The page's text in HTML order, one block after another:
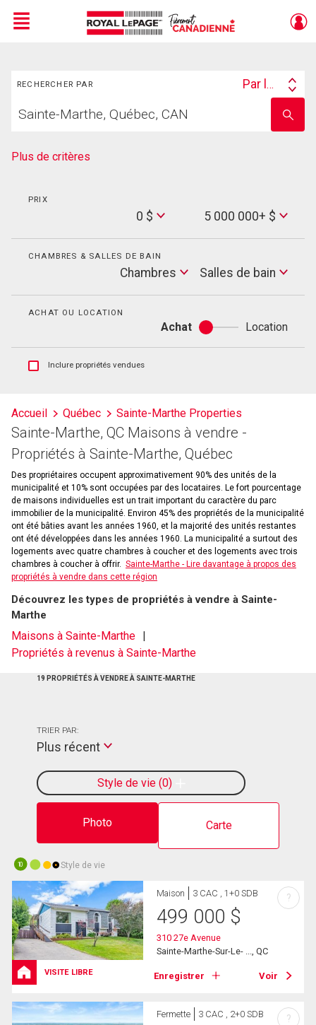
Menu
RECHERCHER PAR
Search
Par lieu
votre
nom
Plus de critères
PRIX
0 $
Max
Price
5 000 000+ $
CHAMBRES & SALLES DE BAIN
Chambres
Salles
de
Salles de bain
ACHAT OU LOCATION
Achat
Achat
ou
Location
Afficher
et
les
historiques
d'inscriptions
Inclure propriétés vendues
Accueil Québec Sainte-Marthe Properties
Sainte-Marthe, QC Maisons à vendre -
Propriétés à Sainte-Marthe, Québec
Des propriétaires occupent approximativement 90% des unités de la
municipalité et 10% sont occupées par des locataires. Le fort pourcentage
de maisons individuelles est un trait important du caractère du parc
immobilier de la municipalité. Environ 45% des propriétés de la municipalité
ont été bâties avant les années 1960, et la majorité des unités restantes
ont été développées dans les années 1960. La municipalité a surtout des
logements avec quatre chambres à coucher et des logements avec trois
chambres à coucher à offrir. Sainte-Marthe - Lire davantage à propos des
propriétés à vendre dans cette région
Découvrez les types de propriétés à vendre à Sainte-
Marthe
Maisons à Sainte-Marthe
Propriétés à revenus à Sainte-Marthe
19 PROPRIÉTÉS À VENDRE À SAINTE-MARTHE
Photo Carte
Style de vie 0
TRIER PAR:
Plus récent
10 Style de vie
VISITE LIBRE
Maison 3 CAC , 1+0 SDB
499 000 $
310 27e Avenue
Sainte-Marthe-Sur-Le- ..., QC
Enregistrer Voir
?
Fermette 3 CAC , 2+0 SDB ?